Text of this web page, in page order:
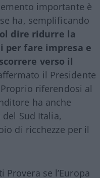
importante è
ha, semplificando
dire ridurre la
per fare impresa e
verso il
il Presidente
riferendosi al
ha anche
Sud Italia,
di ricchezze per il
se l’Europa